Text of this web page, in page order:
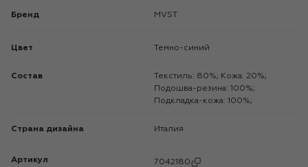
Бренд MVST
Цвет Темно-синий
Состав
Текстиль: 80%; Кожа: 20%;
Подошва-резина: 100%;
Подкладка-кожа: 100%;
Страна дизайна Италия
Артикул 7042180